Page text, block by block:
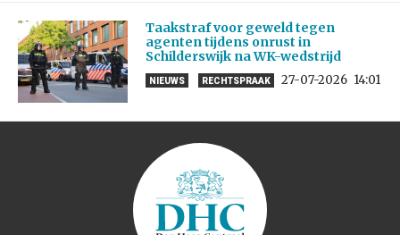
Taakstraf voor geweld tegen
agenten tijdens onrust in
Schilderswijk na WK-wedstrijd
NIEUWS RECHTSPRAAK 27-07-2026 14:01